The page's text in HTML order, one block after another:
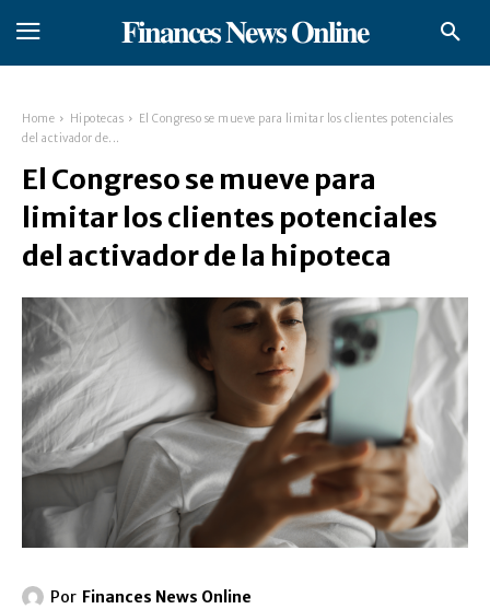
𝐅𝐢𝐧𝐚𝐧𝐜𝐞𝐬 𝐍𝐞𝐰𝐬 𝐎𝐧𝐥𝐢𝐧𝐞
Home Hipotecas
El Congreso se mueve para limitar los clientes potenciales
del activador de...
El Congreso se mueve para
limitar los clientes potenciales
del activador de la hipoteca
Por Finances News Online